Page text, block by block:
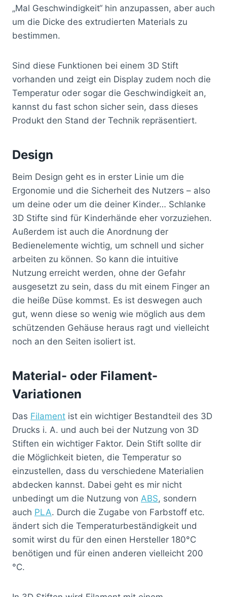
„Mal Geschwindigkeit“ hin anzupassen, aber auch
um die Dicke des extrudierten Materials zu
bestimmen.
Sind diese Funktionen bei einem 3D Stift
vorhanden und zeigt ein Display zudem noch die
Temperatur oder sogar die Geschwindigkeit an,
kannst du fast schon sicher sein, dass dieses
Produkt den Stand der Technik repräsentiert.
Design
Beim Design geht es in erster Linie um die
Ergonomie und die Sicherheit des Nutzers – also
um deine oder um die deiner Kinder… Schlanke
3D Stifte sind für Kinderhände eher vorzuziehen.
Außerdem ist auch die Anordnung der
Bedienelemente wichtig, um schnell und sicher
arbeiten zu können. So kann die intuitive
Nutzung erreicht werden, ohne der Gefahr
ausgesetzt zu sein, dass du mit einem Finger an
die heiße Düse kommst. Es ist deswegen auch
gut, wenn diese so wenig wie möglich aus dem
schützenden Gehäuse heraus ragt und vielleicht
noch an den Seiten isoliert ist.
Material- oder Filament-
Variationen
Das Filament ist ein wichtiger Bestandteil des 3D
Drucks i. A. und auch bei der Nutzung von 3D
Stiften ein wichtiger Faktor. Dein Stift sollte dir
die Möglichkeit bieten, die Temperatur so
einzustellen, dass du verschiedene Materialien
abdecken kannst. Dabei geht es mir nicht
unbedingt um die Nutzung von ABS, sondern
auch PLA. Durch die Zugabe von Farbstoff etc.
ändert sich die Temperaturbeständigkeit und
somit wirst du für den einen Hersteller 180°C
benötigen und für einen anderen vielleicht 200
°C.